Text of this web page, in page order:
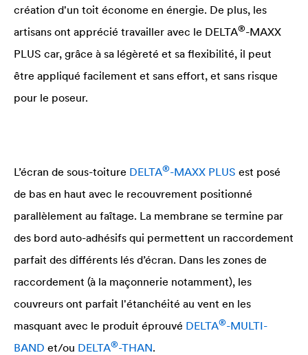
création d'un toit économe en énergie. De plus, les
artisans ont apprécié travailler avec le DELTA®-MAXX
PLUS car, grâce à sa légèreté et sa flexibilité, il peut
être appliqué facilement et sans effort, et sans risque
pour le poseur.
L’écran de sous-toiture DELTA®-MAXX PLUS est posé
de bas en haut avec le recouvrement positionné
parallèlement au faîtage. La membrane se termine par
des bord auto-adhésifs qui permettent un raccordement
parfait des différents lés d’écran. Dans les zones de
raccordement (à la maçonnerie notamment), les
couvreurs ont parfait l'étanchéité au vent en les
masquant avec le produit éprouvé DELTA®-MULTI-
BAND et/ou DELTA®-THAN.